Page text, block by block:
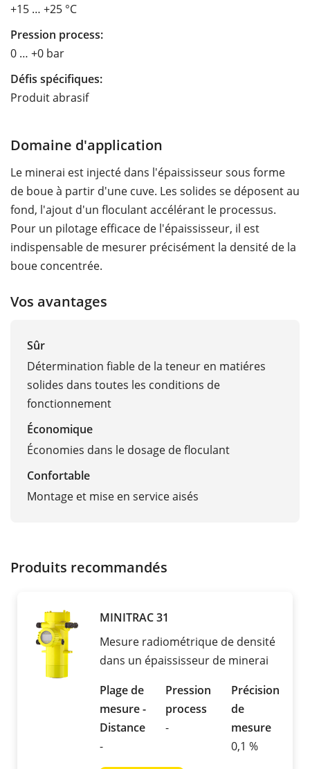
+15 … +25 °C
Pression process:
0 … +0 bar
Défis spécifiques:
Produit abrasif
Domaine d'application
Le minerai est injecté dans l'épaississeur sous forme
de boue à partir d'une cuve. Les solides se déposent au
fond, l'ajout d'un floculant accélérant le processus.
Pour un pilotage efficace de l'épaississeur, il est
indispensable de mesurer précisément la densité de la
boue concentrée.
Vos avantages
Sûr
Détermination fiable de la teneur en matiéres
solides dans toutes les conditions de
fonctionnement
Économique
Économies dans le dosage de floculant
Confortable
Montage et mise en service aisés
Produits recommandés
MINITRAC 31
Mesure radiométrique de densité
dans un épaississeur de minerai
Plage de
mesure -
Distance
-
Pression
process
-
Précision
de
mesure
0,1 %